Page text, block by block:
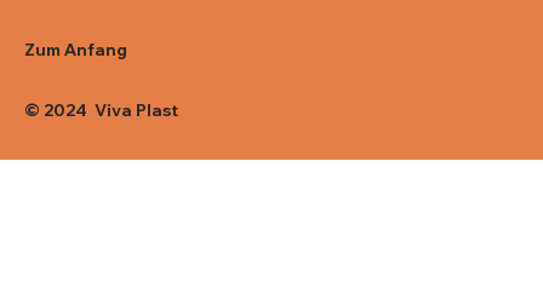
Zum Anfang
© 2024 Viva Plast